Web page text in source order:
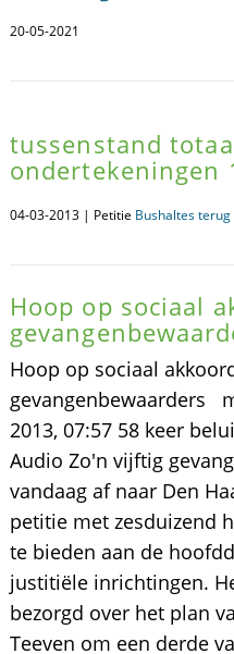
20-05-2021
tussenstand
ondertekeningen
04-03-2013 | Petitie Bushaltes
Hoop op sociaal
Hoop op sociaal
gevangenbewaarders
2013, 07:57 58 keer
Audio Zo'n vijftig
vandaag af naar Den
petitie met zesduizend
te bieden aan de
justitiële inrichtingen.
bezorgd over het plan
Teeven om een derde